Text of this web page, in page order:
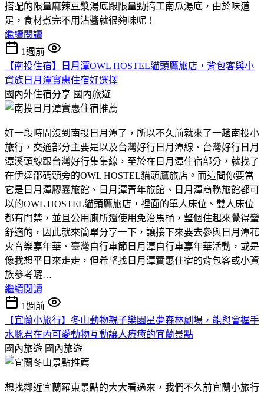
搭配的限量麻辣豆漿湯底跟限量勁搞工南瓜湯底，由於味道
足，食材煮完不用沾醬就很夠味呢！
繼續閱讀
1週前
【南投住宿】日月潭OWL HOSTEL貓頭鷹旅店，背包客與小
資族日月潭實惠住宿好選擇
國內外住宿分享 國內旅遊
好一段時間沒到南投日月潭了，所以不久前就來了一趟南投小
旅行，交通部分主要是以及台灣好行日月潭線、台灣好行日月
潭溪頭線跟台灣好行集集線，至於在日月潭住宿部分，就找了
在伊達邵碼頭旁的OWL HOSTEL貓頭鷹旅店。而這間你要當
它是日月潭膠囊旅館、日月潭青年旅館、日月潭商務旅館都可
以的OWL HOSTEL貓頭鷹旅店，裡面的單人床位、雙人床位
都有門禁，並且公用廁所還使用免治馬桶，整個住起來覺得蠻
舒適的，因此就來簡單分享一下，讓接下來要去參與日月潭花
火音樂嘉年華、臺灣自行車節日月潭自行車嘉年華活動，或是
像我想平日來走走，但希望找日月潭實惠住宿的背包客或小資
族參考囉…
繼續閱讀
1週前
【宜蘭小旅行】冬山動物親子樂園星夢森林劇場，能與會握手
水豚君在內可愛動物互動讓人療癒的宜蘭景點
國內旅遊 國內旅遊
想找鄰近宜蘭羅東景點的大大看過來，我們不久前宜蘭小旅行